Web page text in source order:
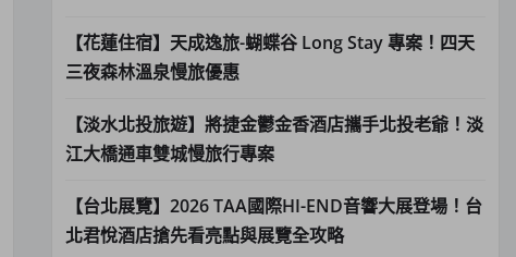
【花蓮住宿】天成逸旅-蝴蝶谷 Long Stay 專案！四天
三夜森林溫泉慢旅優惠
【淡水北投旅遊】將捷金鬱金香酒店攜手北投老爺！淡
江大橋通車雙城慢旅行專案
【台北展覽】2026 TAA國際HI-END音響大展登場！台
北君悅酒店搶先看亮點與展覽全攻略